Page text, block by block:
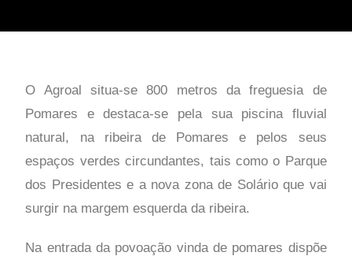
O Agroal situa-se 800 metros da freguesia de
Pomares e destaca-se pela sua piscina fluvial
natural, na ribeira de Pomares e pelos seus
espaços verdes circundantes, tais como o Parque
dos Presidentes e a nova zona de Solário que vai
surgir na margem esquerda da ribeira.
Na entrada da povoação vinda de pomares dispõe